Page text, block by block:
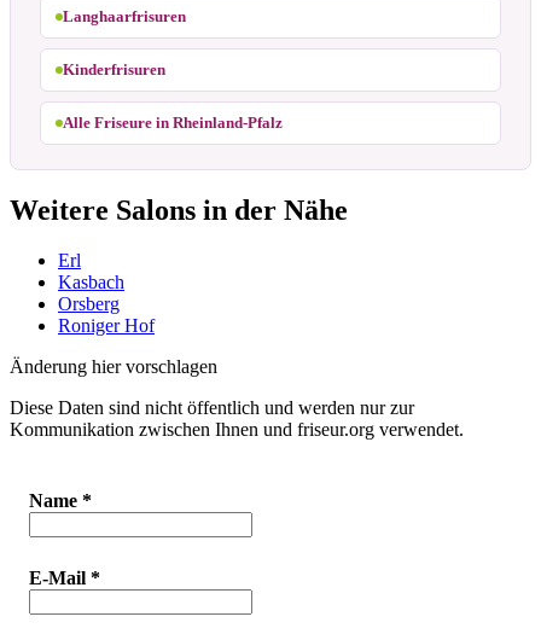
Langhaarfrisuren
Kinderfrisuren
Alle Friseure in Rheinland-Pfalz
Weitere Salons in der Nähe
Erl
Kasbach
Orsberg
Roniger Hof
Änderung hier vorschlagen
Diese Daten sind nicht öffentlich und werden nur zur
Kommunikation zwischen Ihnen und friseur.org verwendet.
Name *
E-Mail *